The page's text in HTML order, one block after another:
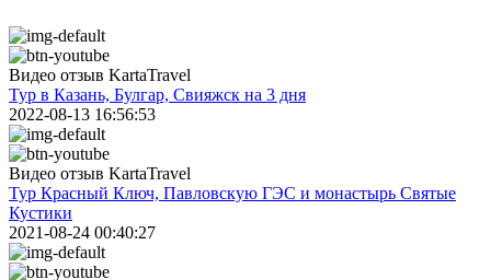
Видео отзыв KartaTravel
Тур в Казань, Булгар, Свияжск на 3 дня
2022-08-13 16:56:53
Видео отзыв KartaTravel
Тур Красный Ключ, Павловскую ГЭС и монастырь Святые
Кустики
2021-08-24 00:40:27